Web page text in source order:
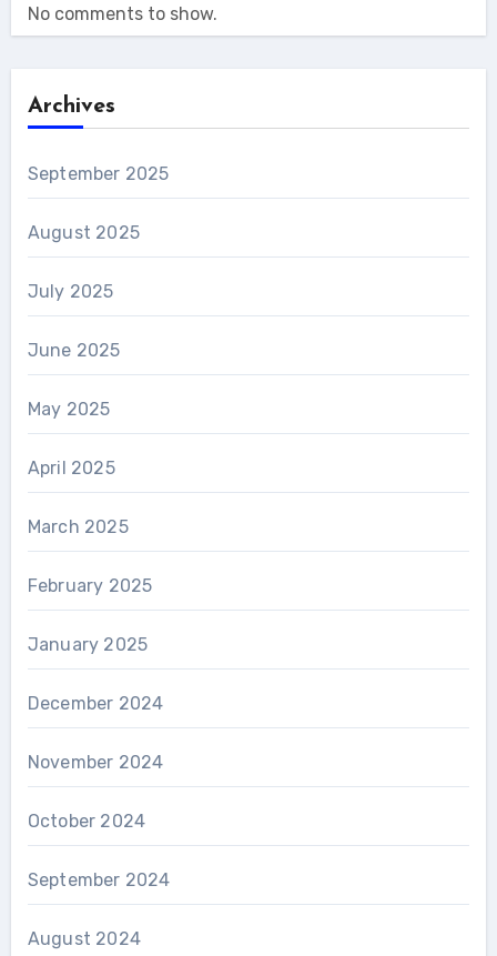
No comments to show.
Archives
September 2025
August 2025
July 2025
June 2025
May 2025
April 2025
March 2025
February 2025
January 2025
December 2024
November 2024
October 2024
September 2024
August 2024